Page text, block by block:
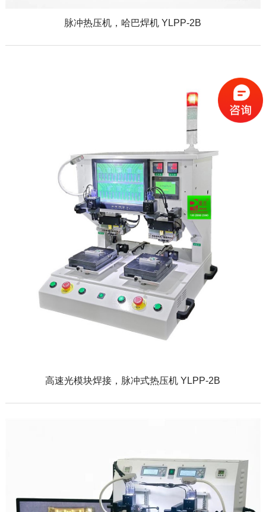
脉冲热压机，哈巴焊机 YLPP-2B
高速光模块焊接，脉冲式热压机 YLPP-2B